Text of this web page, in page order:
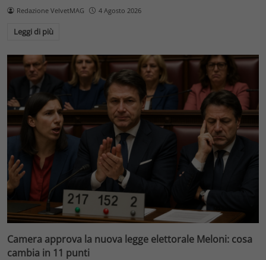
Redazione VelvetMAG 4 Agosto 2026
Leggi di più
Camera approva la nuova legge elettorale Meloni: cosa
cambia in 11 punti